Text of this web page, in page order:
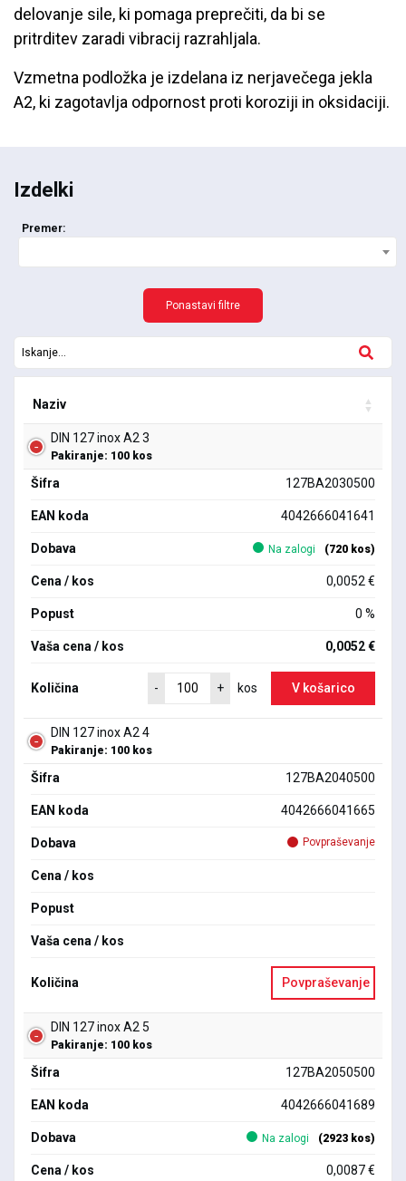
delovanje sile, ki pomaga preprečiti, da bi se
pritrditev zaradi vibracij razrahljala.
Vzmetna podložka je izdelana iz nerjavečega jekla
A2, ki zagotavlja odpornost proti koroziji in oksidaciji.
Izdelki
Premer:
Ponastavi filtre
Naziv
DIN 127 inox A2 3
Pakiranje: 100 kos
Šifra 127BA2030500
EAN koda 4042666041641
Dobava Na zalogi (720 kos)
Cena / kos 0,0052 €
Popust 0 %
Vaša cena / kos 0,0052 €
Količina - + kos V košarico
DIN 127 inox A2 4
Pakiranje: 100 kos
Šifra 127BA2040500
EAN koda 4042666041665
Dobava Povpraševanje
Cena / kos
Popust
Vaša cena / kos
Količina Povpraševanje
DIN 127 inox A2 5
Pakiranje: 100 kos
Šifra 127BA2050500
EAN koda 4042666041689
Dobava Na zalogi (2923 kos)
Cena / kos 0,0087 €